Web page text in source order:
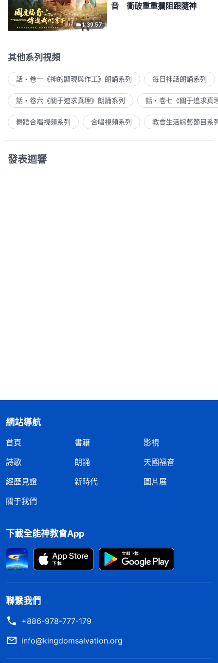
1:39:57
音 衝破重重攔阻跟隨神
其他系列視頻
話・卷一《神的顯現與作工》朗誦系列 每日神話朗誦系列
話・卷六《關于追求真理》朗誦系列 話・卷七《關于追求真
舞蹈合唱視頻系列 合唱視頻系列 教會生活綜藝節目系
發表迴響
網站導航
首頁 書籍
影視
詩歌
朗誦
天國福音
經歷見證
新時代
圖片展
關于我們
下載全能神教會App
聯繫我們
+886-978-777-179
info@kingdomsalvation.org